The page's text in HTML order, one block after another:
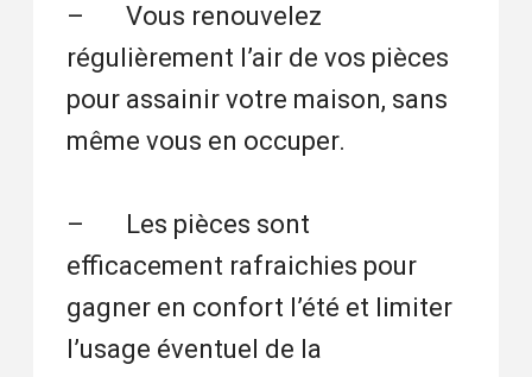
– Vous renouvelez
régulièrement l’air de vos pièces
pour assainir votre maison, sans
même vous en occuper.
– Les pièces sont
efficacement rafraichies pour
gagner en confort l’été et limiter
l’usage éventuel de la